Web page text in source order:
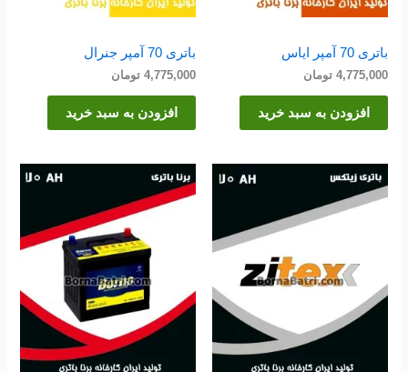
باتری 70 آمپر ایاس
4,775,000 تومان
افزودن به سبد خرید
باتری 70 آمپر جنرال
4,775,000 تومان
افزودن به سبد خرید